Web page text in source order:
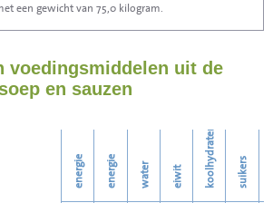
12
14
een gewicht van 75,0 kilogram.
voedingsmiddelen uit de
en sauzen
energie energie water eiwit koolhydraten suikers